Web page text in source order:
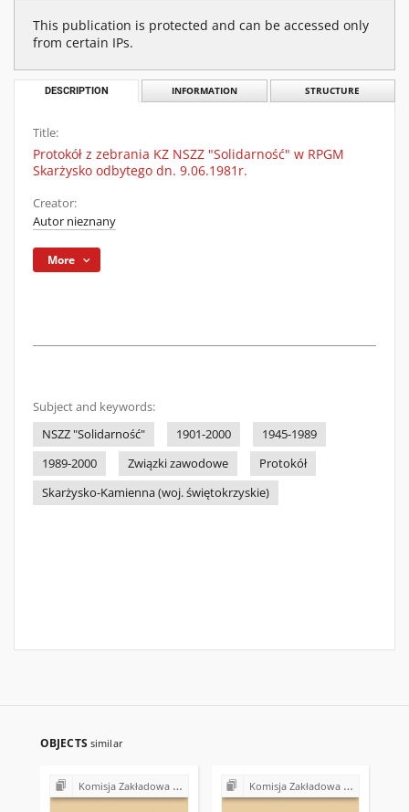
This publication is protected and can be accessed only
from certain IPs.
DESCRIPTION INFORMATION STRUCTURE
Title:
Protokół z zebrania KZ NSZZ "Solidarność" w RPGM
Skarżysko odbytego dn. 9.06.1981r.
Creator:
Autor nieznany
More
Subject and keywords:
NSZZ "Solidarność"
1901-2000
1945-1989
1989-2000
Związki zawodowe
Protokół
Skarżysko-Kamienna (woj. świętokrzyskie)
OBJECTS similar
Komisja Zakładowa NSZZ "Solidarność" przy Urzędzie Gminy w Bodzentynie Komisja Zakładowa NSZZ "Solidarność" przy Urzędzie Gminy w Bodzentynie